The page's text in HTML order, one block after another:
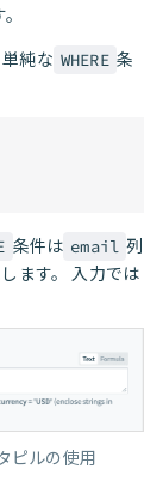
純な WHERE 条
条件は email 列
ます。 入力では
ピルの使用